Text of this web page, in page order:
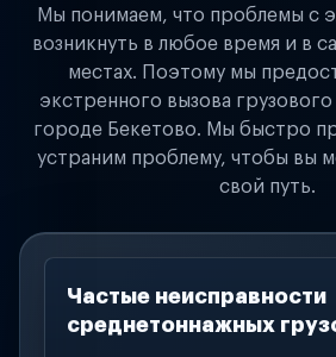
Мы понимаем, что проблемы с
возникнуть в любое время и в
местах. Поэтому мы
экстренного вызова
городе Бекетово. Мы быстро
устраним проблему, чтобы вы
свой путь.
Частые неисправности
среднетоннажных